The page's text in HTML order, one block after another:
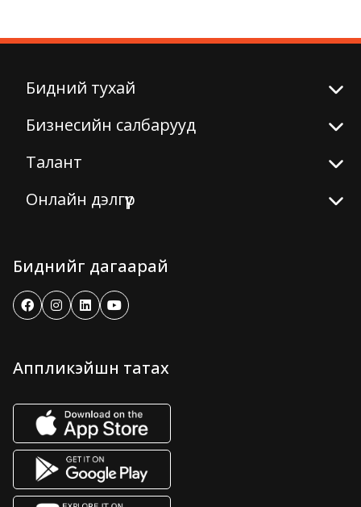
Бидний тухай
Бизнесийн салбарууд
Талант
Онлайн дэлгүүр
Биднийг дагаарай
Аппликэйшн татах